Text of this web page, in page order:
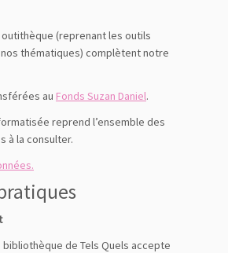
(reprenant les outils
thématiques) complètent notre
au Fonds Suzan Daniel.
reprend l’ensemble des
à la consulter.
de Tels Quels accepte